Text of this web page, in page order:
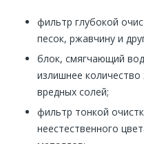
фильтр глубокой
песок, ржавчину и
блок, смягчающий
излишнее количество
вредных солей;
фильтр тонкой
неестественного